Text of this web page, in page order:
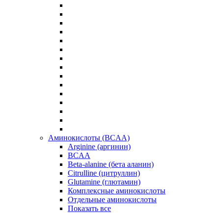
Аминокислоты (BCAA)
Arginine (аргинин)
BCAA
Beta-alanine (бета аланин)
Citrulline (цитруллин)
Glutamine (глютамин)
Комплексные аминокислоты
Отдельные аминокислоты
Показать все